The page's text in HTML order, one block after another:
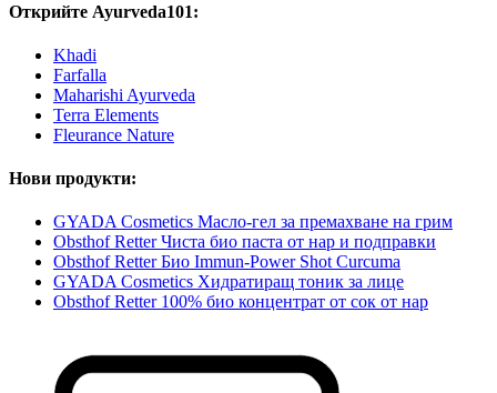
Открийте Ayurveda101:
Khadi
Farfalla
Maharishi Ayurveda
Terra Elements
Fleurance Nature
Нови продукти:
GYADA Cosmetics Масло-гел за премахване на грим
Obsthof Retter Чиста био паста от нар и подправки
Obsthof Retter Био Immun-Power Shot Curcuma
GYADA Cosmetics Хидратиращ тоник за лице
Obsthof Retter 100% био концентрат от сок от нар